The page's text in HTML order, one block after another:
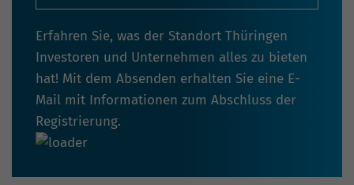
Erfahren Sie, was der Standort Thüringen
Investoren und Unternehmen alles zu bieten
hat! Mit dem Absenden erhalten Sie eine E-
Mail mit Informationen zum Abschluss der
Registrierung.